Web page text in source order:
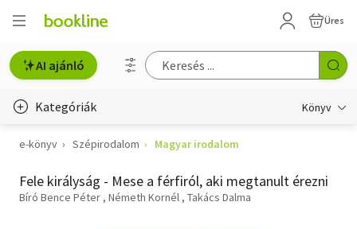
Üres
AI ajánló
Kategóriák Könyv
Életmód, egészség
Erotika
e-könyv Szépirodalom Magyar irodalom
Fele királyság - Mese a férfiról, aki megtanult érezni
Bíró Bence Péter Németh Kornél Takács Dalma